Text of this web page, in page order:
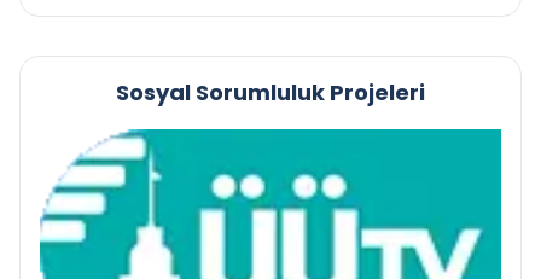
Sosyal Sorumluluk Projeleri